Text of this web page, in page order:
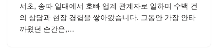
서초, 송파 일대에서 호빠 업계 관계자로 일하며 수백 건
의 상담과 현장 경험을 쌓아왔습니다. 그동안 가장 안타
까웠던 순간은,…